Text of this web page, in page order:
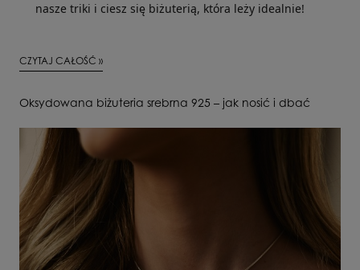
nasze triki i ciesz się biżuterią, która leży idealnie!
CZYTAJ CAŁOŚĆ »
Oksydowana biżuteria srebrna 925 – jak nosić i dbać